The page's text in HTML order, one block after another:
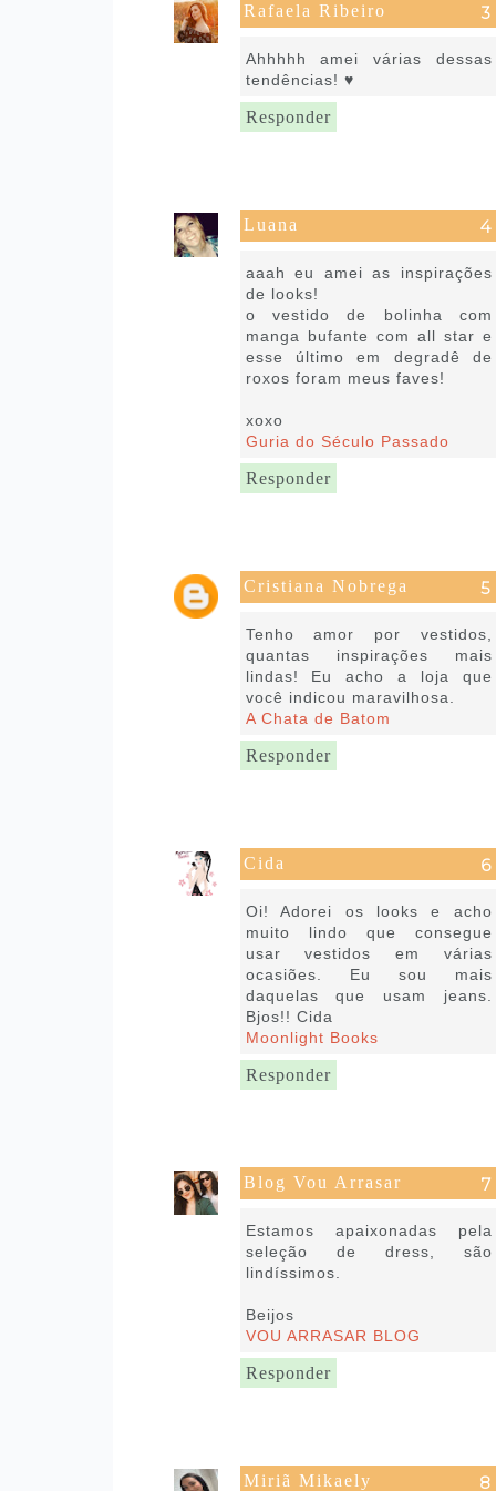
Rafaela Ribeiro
Ahhhhh amei várias dessas
tendências! ♥
Responder
Luana
aaah eu amei as inspirações
de looks!
o vestido de bolinha com
manga bufante com all star e
esse último em degradê de
roxos foram meus faves!
xoxo
Guria do Século Passado
Responder
Cristiana Nobrega
Tenho amor por vestidos,
quantas inspirações mais
lindas! Eu acho a loja que
você indicou maravilhosa.
A Chata de Batom
Responder
Cida
Oi! Adorei os looks e acho
muito lindo que consegue
usar vestidos em várias
ocasiões. Eu sou mais
daquelas que usam jeans.
Bjos!! Cida
Moonlight Books
Responder
Blog Vou Arrasar
Estamos apaixonadas pela
seleção de dress, são
lindíssimos.
Beijos
VOU ARRASAR BLOG
Responder
Miriã Mikaely